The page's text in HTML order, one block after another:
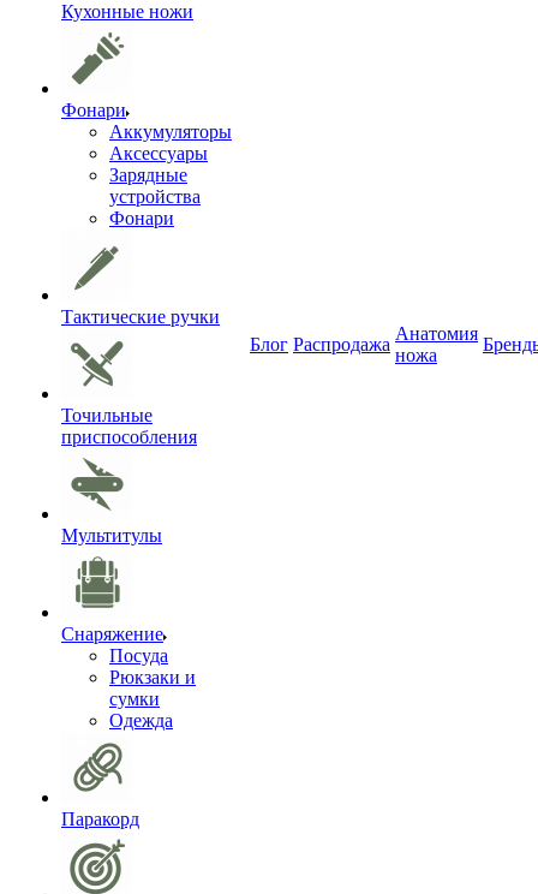
Кухонные ножи
Фонари
Аккумуляторы
Аксессуары
Зарядные
устройства
Фонари
Тактические ручки
Точильные
приспособления
Мультитулы
Снаряжение
Посуда
Рюкзаки и
сумки
Одежда
Паракорд
Блог Распродажа
Анатомия
ножа